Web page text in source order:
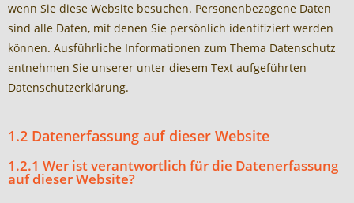
wenn Sie diese Website besuchen. Personenbezogene Daten
sind alle Daten, mit denen Sie persönlich identifiziert werden
können. Ausführliche Informationen zum Thema Datenschutz
entnehmen Sie unserer unter diesem Text aufgeführten
Datenschutzerklärung.
1.2 Datenerfassung auf dieser Website
1.2.1 Wer ist verantwortlich für die Datenerfassung
auf dieser Website?